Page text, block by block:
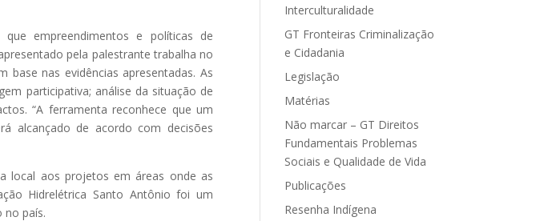
empreendimentos e políticas de
pela palestrante trabalha no
base nas evidências apresentadas. As
participativa; análise da situação de
“A ferramenta reconhece que um
alcançado de acordo com decisões
local aos projetos em áreas onde as
Hidrelétrica Santo Antônio foi um
no país.
Interculturalidade
GT Fronteiras Criminalização
e Cidadania
Legislação
Matérias
Não marcar – GT Direitos
Fundamentais Problemas
Sociais e Qualidade de Vida
Publicações
Resenha Indígena